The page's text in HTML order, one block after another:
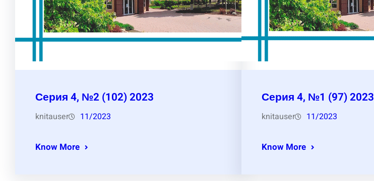
Серия 4, №2 (102) 2023
knitauser 11/2023
Know More
Серия 4, №1 (97) 2023
knitauser 11/2023
Know More